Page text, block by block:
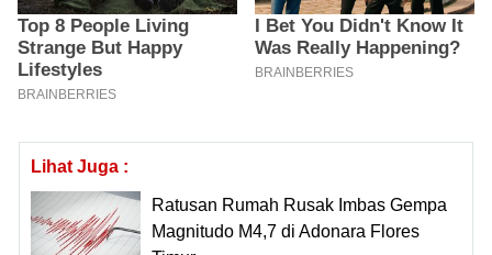
Lihat Juga :
Ratusan Rumah Rusak Imbas Gempa
Magnitudo M4,7 di Adonara Flores